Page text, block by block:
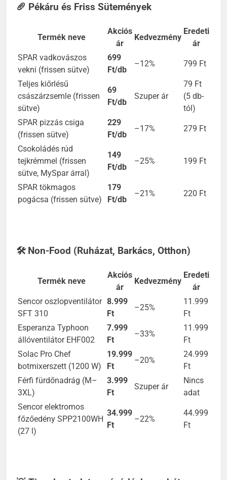
🥖 Pékáru és Friss Sütemények
Termék neve
Akciós
ár
Kedvezmény
Eredeti
ár
SPAR vadkovászos
vekni (frissen sütve)
699
Ft/db
–12% 799 Ft
Teljes kiőrlésű
császárzsemle (frissen
sütve)
69
Ft/db
Szuper ár
79 Ft
(5 db-
tól)
SPAR pizzás csiga
(frissen sütve)
229
Ft/db
–17% 279 Ft
Csokoládés rúd
tejkrémmel (frissen
sütve, MySpar árral)
149
Ft/db
–25% 199 Ft
SPAR tökmagos
pogácsa (frissen sütve)
179
Ft/db
–21% 220 Ft
🛠️ Non-Food (Ruházat, Barkács, Otthon)
Termék neve
Akciós
ár
Kedvezmény
Eredeti
ár
Sencor oszlopventilátor
SFT 310
8.999
Ft
–25%
11.999
Ft
Esperanza Typhoon
állóventilátor EHF002
7.999
Ft
–33%
11.999
Ft
Solac Pro Chef
botmixerszett (1200 W)
19.999
Ft
–20%
24.999
Ft
Férfi fürdőnadrág (M–
3XL)
3.999
Ft
Szuper ár
Nincs
adat
Sencor elektromos
főzőedény SPP2100WH
(27 l)
34.999
Ft
–22%
44.999
Ft